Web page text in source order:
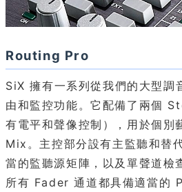
Routing Pro
SiX 擁有一系列從我們的大型調
由和監控功能。它配備了兩個
有電平和聲像控制），用於個
Mix。主控部分設有主監聽和替
當的監聽源矩陣，以及單聲道檢
所有 Fader 通道都具備適當的